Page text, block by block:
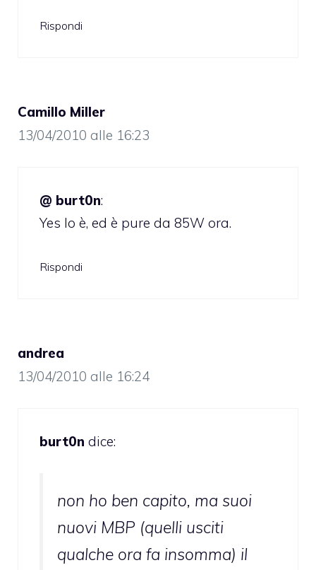
Rispondi
Camillo Miller
13/04/2010 alle 16:23
@ burt0n:
Yes lo è, ed è pure da 85W ora.
Rispondi
andrea
13/04/2010 alle 16:24
burt0n dice:
non ho ben capito, ma suoi
nuovi MBP (quelli usciti
qualche ora fa insomma) il